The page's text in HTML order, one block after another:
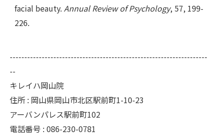
facial beauty. Annual Review of Psychology, 57, 199-
226.
--------------------------------------------------------------------
--
キレイハ岡山院
住所 : 岡山県岡山市北区駅前町1-10-23
アーバンパレス駅前町102
電話番号 : 086-230-0781